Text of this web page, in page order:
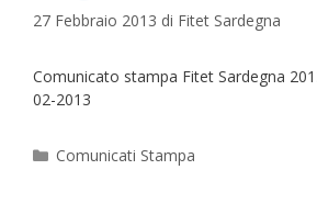
27 Febbraio 2013 di Fitet Sardegna
Comunicato stampa Fitet Sardegna
02-2013
Categorie
Comunicati Stampa